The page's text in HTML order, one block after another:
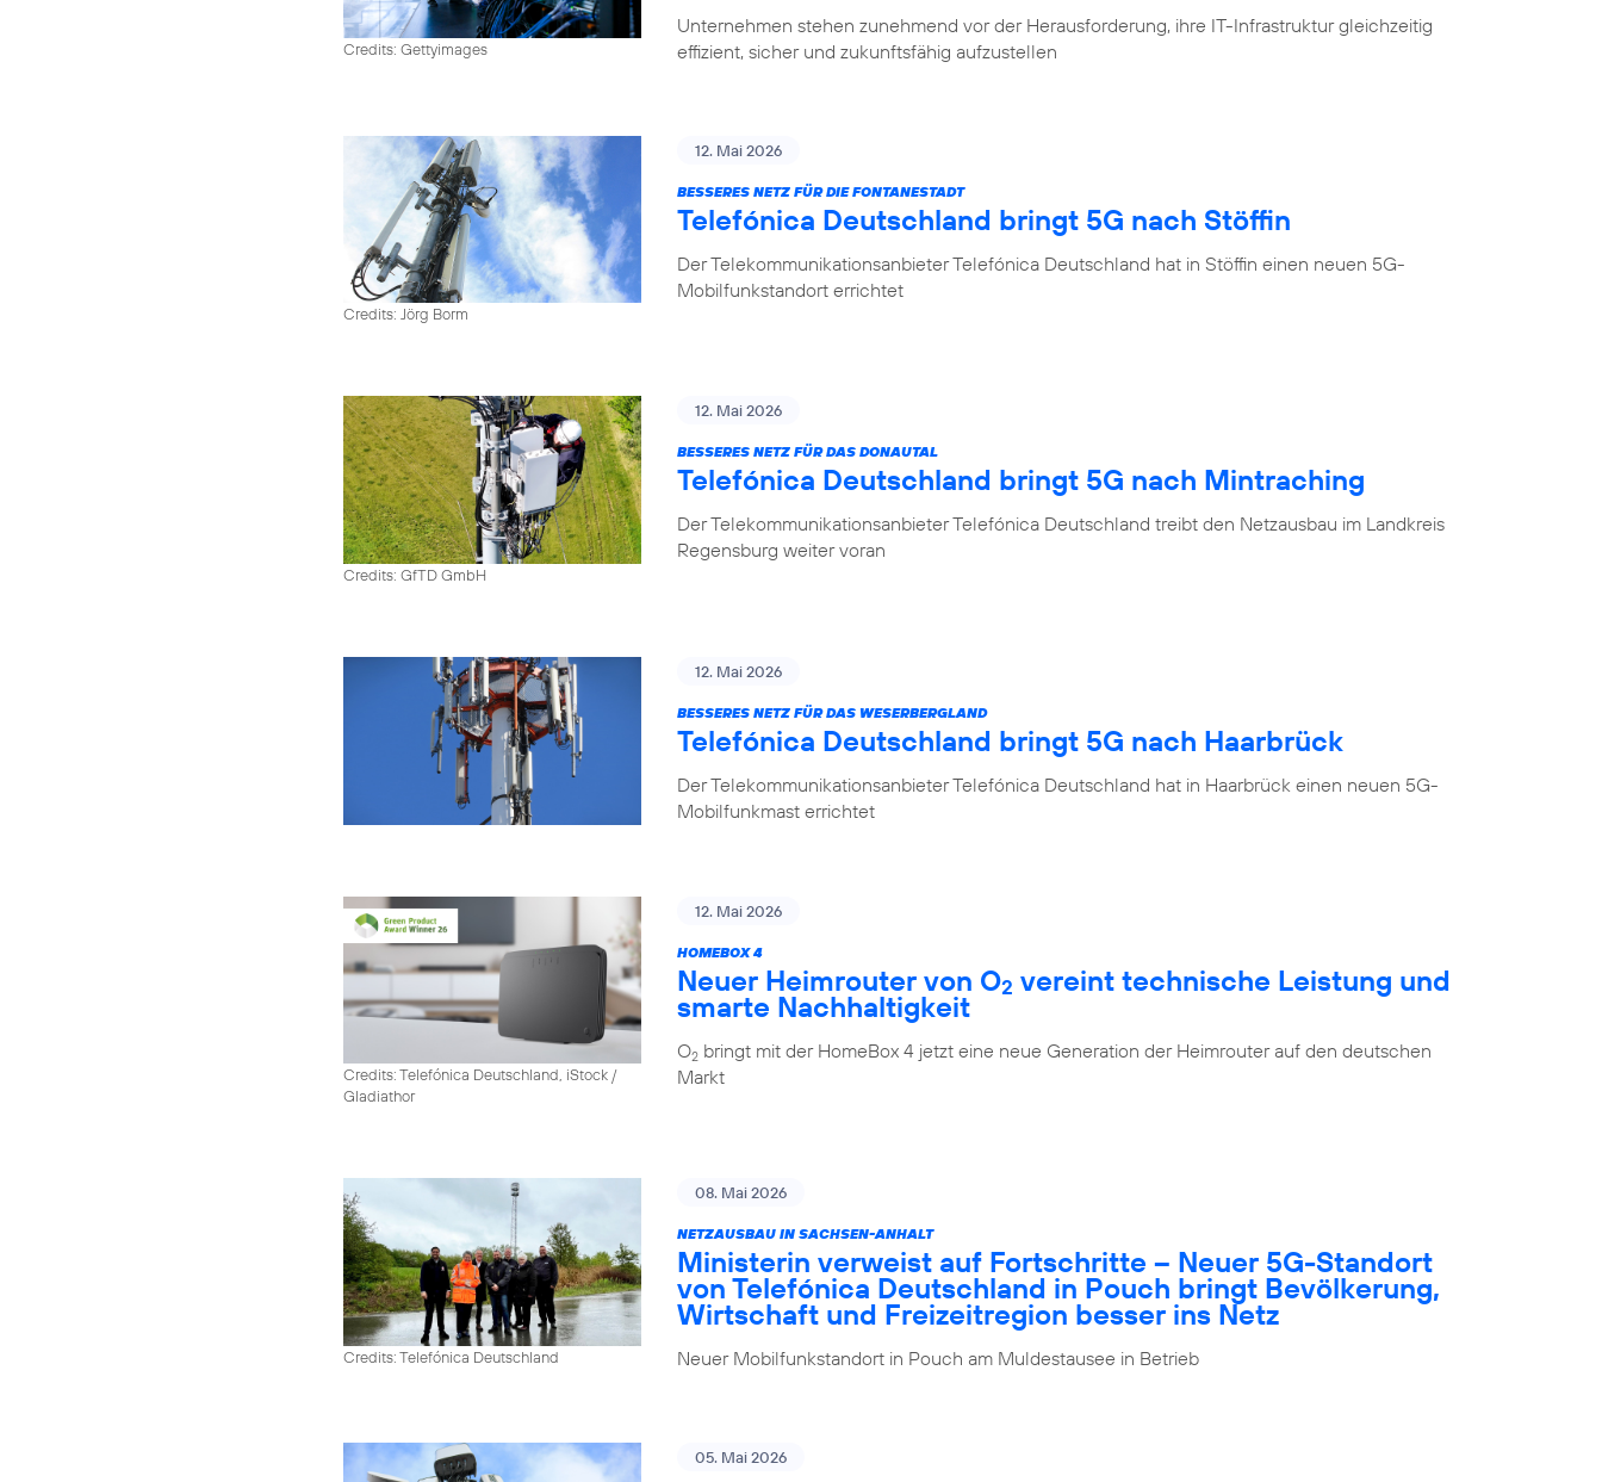
Credits: Gettyimages
Unternehmen stehen zunehmend vor der Herausforderung, ihre IT-Infrastruktur gleichzeitig
effizient, sicher und zukunftsfähig aufzustellen
Credits: Jörg Borm
12. Mai 2026
BESSERES NETZ FÜR DIE FONTANESTADT
Telefónica Deutschland bringt 5G nach Stöffin
Der Telekommunikationsanbieter Telefónica Deutschland hat in Stöffin einen neuen 5G-
Mobilfunkstandort errichtet
Credits: GfTD GmbH
12. Mai 2026
BESSERES NETZ FÜR DAS DONAUTAL
Telefónica Deutschland bringt 5G nach Mintraching
Der Telekommunikationsanbieter Telefónica Deutschland treibt den Netzausbau im Landkreis
Regensburg weiter voran
12. Mai 2026
BESSERES NETZ FÜR DAS WESERBERGLAND
Telefónica Deutschland bringt 5G nach Haarbrück
Der Telekommunikationsanbieter Telefónica Deutschland hat in Haarbrück einen neuen 5G-
Mobilfunkmast errichtet
Credits: Telefónica Deutschland, iStock /
Gladiathor
12. Mai 2026
HOMEBOX 4
Neuer Heimrouter von O2 vereint technische Leistung und
smarte Nachhaltigkeit
O2 bringt mit der HomeBox 4 jetzt eine neue Generation der Heimrouter auf den deutschen
Markt
Credits: Telefónica Deutschland
08. Mai 2026
NETZAUSBAU IN SACHSEN-ANHALT
Ministerin verweist auf Fortschritte – Neuer 5G-Standort
von Telefónica Deutschland in Pouch bringt Bevölkerung,
Wirtschaft und Freizeitregion besser ins Netz
Neuer Mobilfunkstandort in Pouch am Muldestausee in Betrieb
05. Mai 2026